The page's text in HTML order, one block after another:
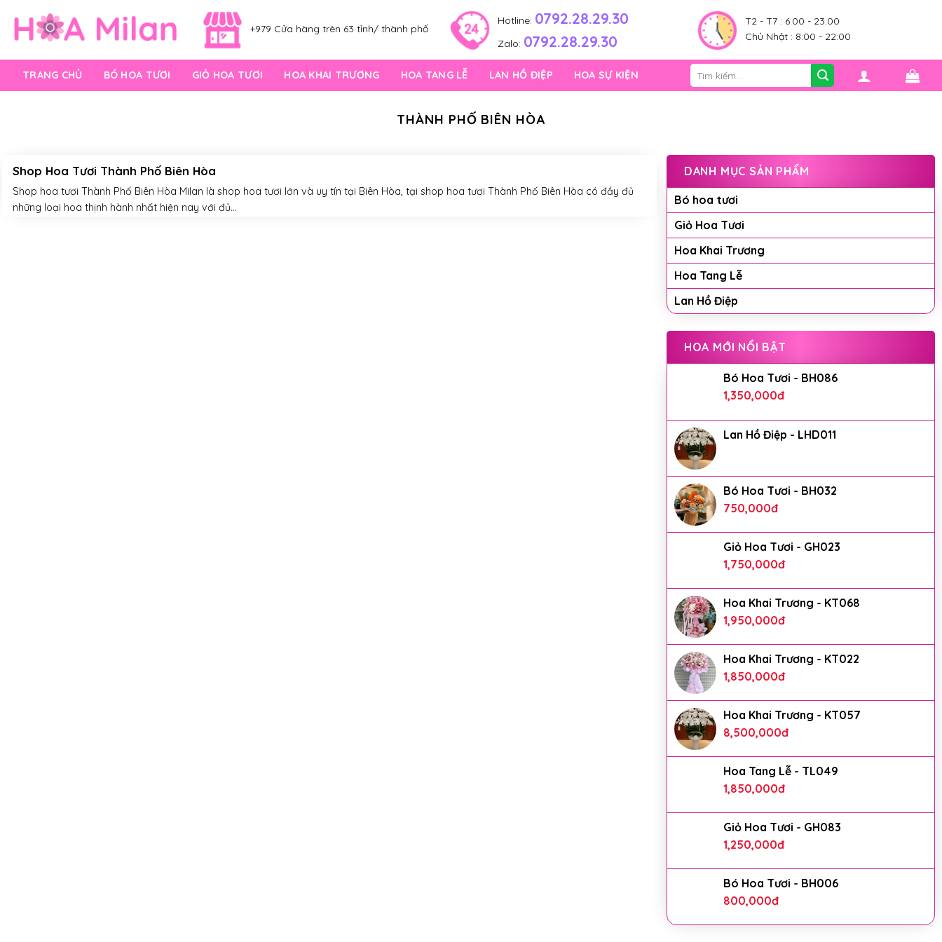
content
+979 Cửa hàng trên 63 tỉnh/ thành phố
Hotline: 0792.28.29.30
Zalo: 0792.28.29.30
T2 - T7 : 6:00 - 23:00
Chủ Nhật : 8:00 - 22:00
TRANG CHỦ BÓ HOA TƯƠI GIỎ HOA TƯƠI HOA KHAI TRƯƠNG HOA TANG LỄ LAN HỒ ĐIỆP HOA SỰ KIỆN
Tìm
kiếm:
THÀNH PHỐ BIÊN HÒA
Shop Hoa Tươi Thành Phố Biên Hòa
Shop hoa tươi Thành Phố Biên Hòa Milan là shop hoa tươi lớn và uy tín tại Biên Hòa, tại shop hoa tươi Thành Phố Biên Hòa có đầy đủ
những loại hoa thịnh hành nhất hiện nay với đủ...
DANH MỤC SẢN PHẨM
Bó hoa tươi
Giỏ Hoa Tươi
Hoa Khai Trương
Hoa Tang Lễ
Lan Hồ Điệp
HOA MỚI NỔI BẬT
Bó Hoa Tươi - BH086
1,350,000đ
Lan Hồ Điệp - LHD011
Bó Hoa Tươi - BH032
750,000đ
Giỏ Hoa Tươi - GH023
1,750,000đ
Hoa Khai Trương - KT068
1,950,000đ
Hoa Khai Trương - KT022
1,850,000đ
Hoa Khai Trương - KT057
8,500,000đ
Hoa Tang Lễ - TL049
1,850,000đ
Giỏ Hoa Tươi - GH083
1,250,000đ
Bó Hoa Tươi - BH006
800,000đ